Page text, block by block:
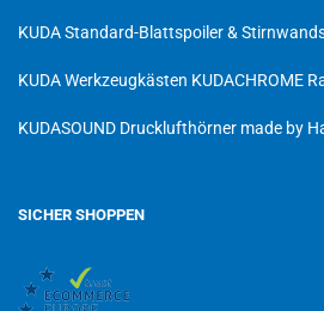
KUDA Standard-Blattspoiler &
KUDA Werkzeugkästen KUDACHROME
KUDASOUND Drucklufthörner made by
SICHER SHOPPEN